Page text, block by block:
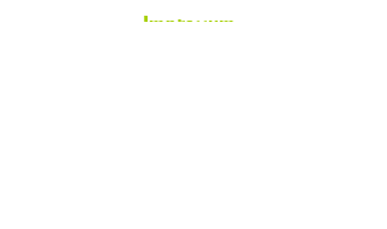
Impressum